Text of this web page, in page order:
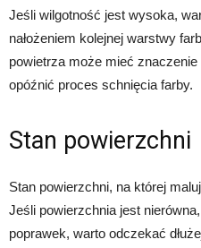
Jeśli wilgotność jest wysoka,
nałożeniem kolejnej warstwy
powietrza może mieć
opóźnić proces schnięcia farby.
Stan powierzchni
Stan powierzchni, na której
Jeśli powierzchnia jest
poprawek, warto odczekać